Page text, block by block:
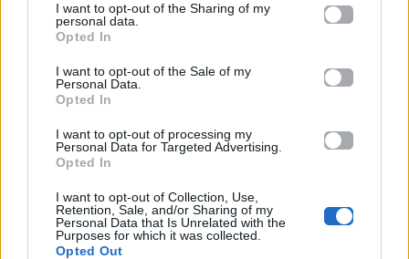
I want to opt-out of the Sharing of my
personal data.
Opted In
I want to opt-out of the Sale of my
Personal Data.
Opted In
I want to opt-out of processing my
Personal Data for Targeted Advertising.
Opted In
I want to opt-out of Collection, Use,
Retention, Sale, and/or Sharing of my
Personal Data that Is Unrelated with the
Purposes for which it was collected.
Opted Out
Πανελλαδικές 2026:
Στην κορυφή των
βαθμολογιών η
Λαρισαία Ιωάννα
Παπακώστα με 19.780
26.06.2026 26.06.2026